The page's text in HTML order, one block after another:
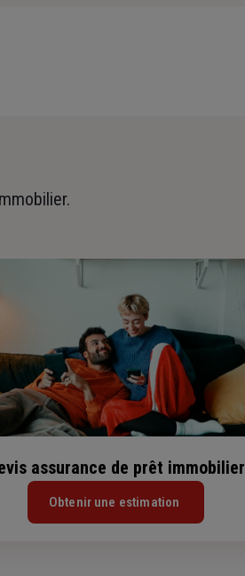
assurance de prêt immobilier
Obtenir une estimation